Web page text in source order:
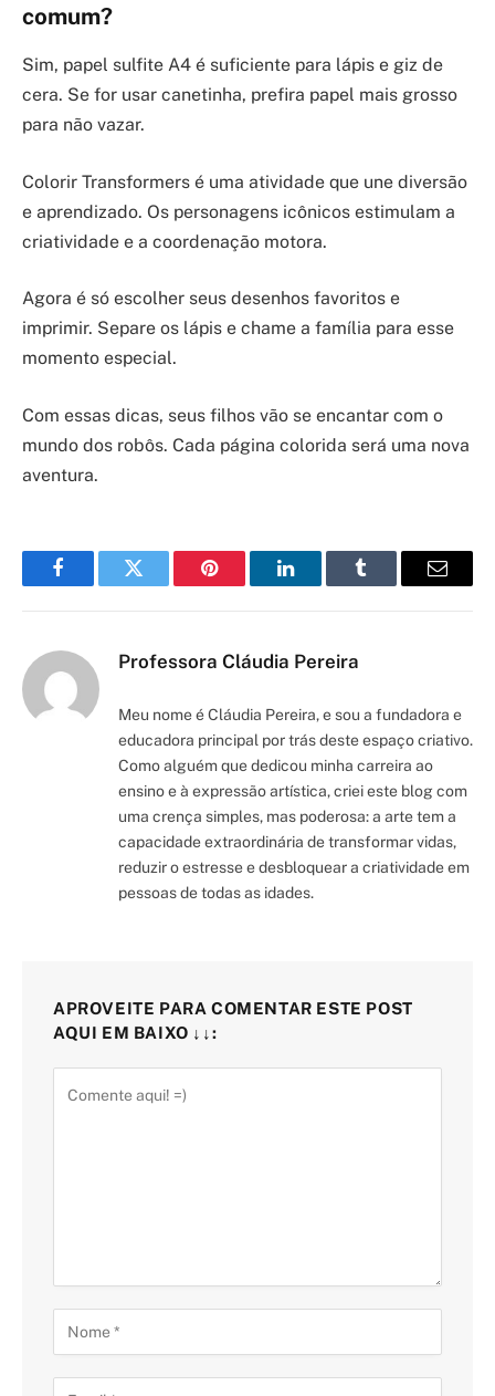
comum?
Sim, papel sulfite A4 é suficiente para lápis e giz de
cera. Se for usar canetinha, prefira papel mais grosso
para não vazar.
Colorir Transformers é uma atividade que une diversão
e aprendizado. Os personagens icônicos estimulam a
criatividade e a coordenação motora.
Agora é só escolher seus desenhos favoritos e
imprimir. Separe os lápis e chame a família para esse
momento especial.
Com essas dicas, seus filhos vão se encantar com o
mundo dos robôs. Cada página colorida será uma nova
aventura.
FacebookTwitter Pinterest LinkedInTumblr Email
Professora Cláudia Pereira
Meu nome é Cláudia Pereira, e sou a fundadora e
educadora principal por trás deste espaço criativo.
Como alguém que dedicou minha carreira ao
ensino e à expressão artística, criei este blog com
uma crença simples, mas poderosa: a arte tem a
capacidade extraordinária de transformar vidas,
reduzir o estresse e desbloquear a criatividade em
pessoas de todas as idades.
APROVEITE PARA COMENTAR ESTE POST
AQUI EM BAIXO ↓↓: